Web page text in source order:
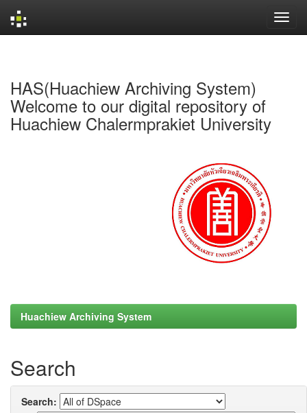
HAS(Huachiew Archiving System)
Welcome to our digital repository of
Huachiew Chalermprakiet University
Huachiew Archiving System
Search
Search: